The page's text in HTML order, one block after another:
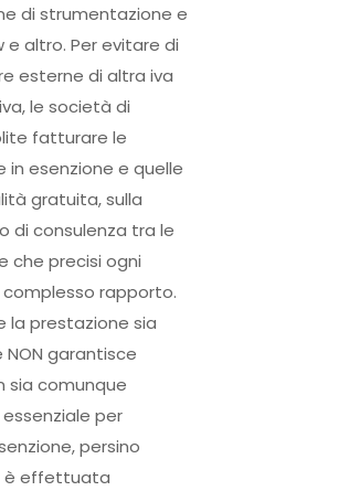
di strumentazione e
e altro. Per evitare di
esterne di altra iva
le società di
fatturare le
in esenzione e quelle
gratuita, sulla
di consulenza tra le
che precisi ogni
rapporto.
la prestazione sia
garantisce
sia comunque
per
persino
è effettuata